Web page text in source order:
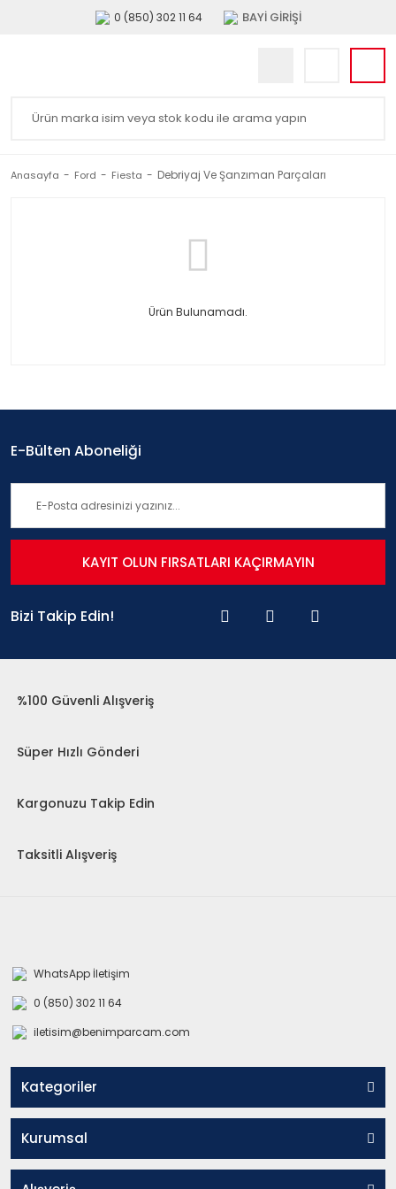
0 (850) 302 11 64 BAYİ GİRİŞİ
Anasayfa Ford Fiesta Debriyaj Ve Şanzıman Parçaları
Ürün Bulunamadı.
E-Bülten Aboneliği
KAYIT OLUN FIRSATLARI KAÇIRMAYIN
Bizi Takip Edin!
%100 Güvenli Alışveriş
Süper Hızlı Gönderi
Kargonuzu Takip Edin
Taksitli Alışveriş
WhatsApp İletişim
0 (850) 302 11 64
iletisim@benimparcam.com
Kategoriler
Kurumsal